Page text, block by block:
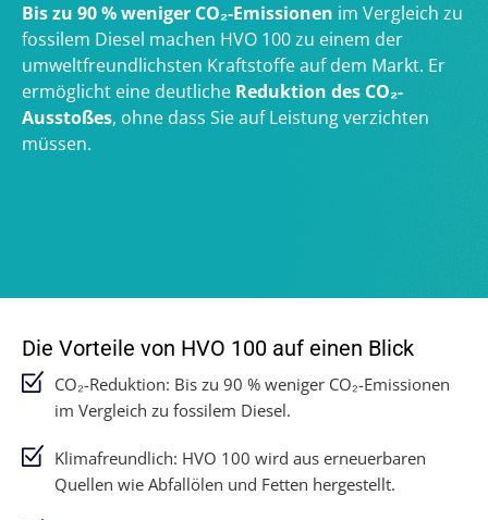
Bis zu 90 % weniger CO₂-Emissionen im Vergleich zu
fossilem Diesel machen HVO 100 zu einem der
umweltfreundlichsten Kraftstoffe auf dem Markt. Er
ermöglicht eine deutliche Reduktion des CO₂-
Ausstoßes, ohne dass Sie auf Leistung verzichten
müssen.
Die Vorteile von HVO 100 auf einen Blick
CO₂-Reduktion: Bis zu 90 % weniger CO₂-Emissionen
im Vergleich zu fossilem Diesel.
Klimafreundlich: HVO 100 wird aus erneuerbaren
Quellen wie Abfallölen und Fetten hergestellt.